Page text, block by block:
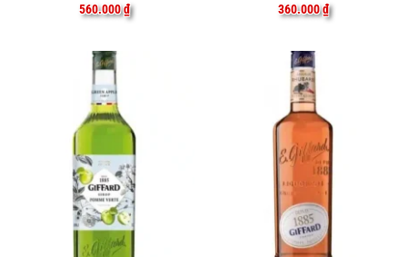
560.000₫ 360.000₫